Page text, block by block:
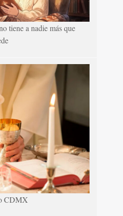
tiene a nadie más que
CDMX